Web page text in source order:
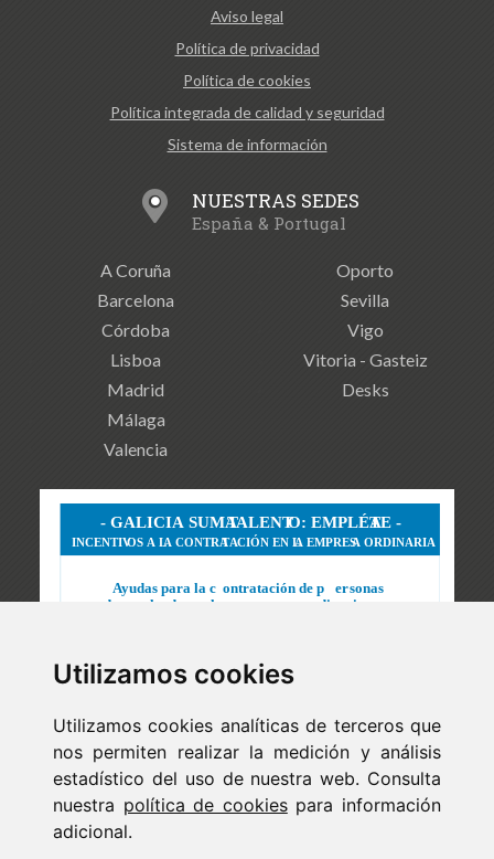
Utilizamos cookies
Utilizamos cookies analíticas de terceros que
nos permiten realizar la medición y análisis
estadístico del uso de nuestra web. Consulta
nuestra política de cookiespara información
adicional.
Aviso legal
Política de privacidad
Política de cookies
Política integrada de calidad y seguridad
Sistema de información
NUESTRAS SEDES
España & Portugal
A Coruña
Barcelona
Córdoba
Lisboa
Madrid
Málaga
Valencia
Oporto
Sevilla
Vigo
Vitoria - Gasteiz
Desks